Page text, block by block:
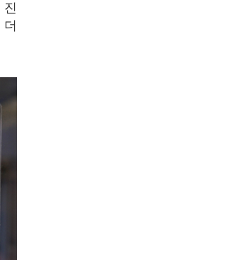
진
더